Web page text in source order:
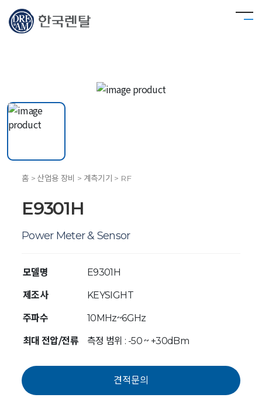
홈 > 산업용 장비 > 계측기기 > RF
E9301H
Power Meter & Sensor
모델명 E9301H
제조사 KEYSIGHT
주파수 10MHz~6GHz
최대 전압/전류 측정 범위 : -50 ~ +30dBm